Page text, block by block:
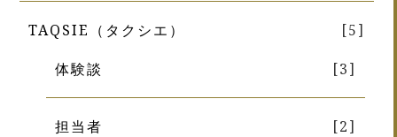
TAQSIE（タクシエ）
[5]
体験談
[3]
担当者 [2]